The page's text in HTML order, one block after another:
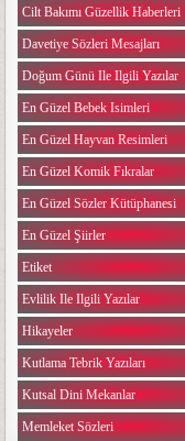
Cilt Bakımı Güzellik Haberleri
Davetiye Sözleri Mesajları
Doğum Günü Ile Ilgili Yazılar
En Güzel Bebek Isimleri
En Güzel Hayvan Resimleri
En Güzel Komik Fıkralar
En Güzel Sözler Kütüphanesi
En Güzel Şiirler
Etiket
Evlilik Ile Ilgili Yazılar
Hikayeler
Kutlama Tebrik Yazıları
Kutsal Dini Mekanlar
Memleket Sözleri